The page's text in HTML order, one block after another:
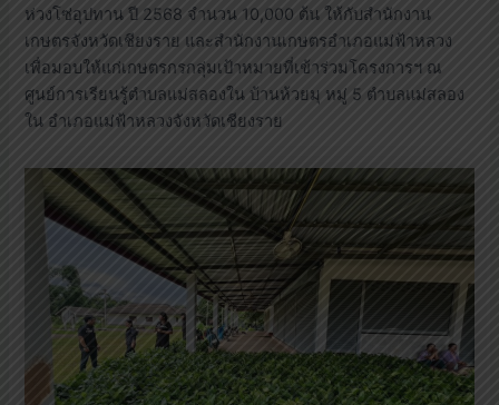
ห่วงโซ่อุปทาน ปี 2568 จำนวน 10,000 ต้น ให้กับสำนักงาน
เกษตรจังหวัดเชียงราย และสำนักงานเกษตรอำเภอแม่ฟ้าหลวง
เพื่อมอบให้แก่เกษตรกรกลุ่มเป้าหมายที่เข้าร่วมโครงการฯ ณ
ศูนย์การเรียนรู้ตำบลแม่สลองใน บ้านห้วยมุ หมู่ 5 ตำบลแม่สลอง
ใน อำเภอแม่ฟ้าหลวงจังหวัดเชียงราย